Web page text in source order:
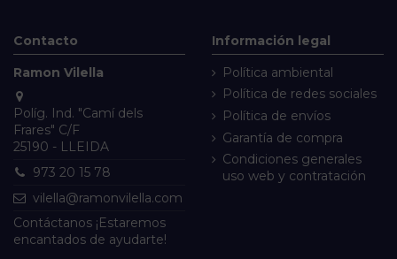
Contacto
Ramon Vilella
Políg. Ind. "Camí dels
Frares" C/F
25190 - LLEIDA
973 20 15 78
vilella@ramonvilella.com
Contáctanos ¡Estaremos
encantados de ayudarte!
Información legal
Política ambiental
Política de redes sociales
Política de envíos
Garantía de compra
Condiciones generales
uso web y contratación